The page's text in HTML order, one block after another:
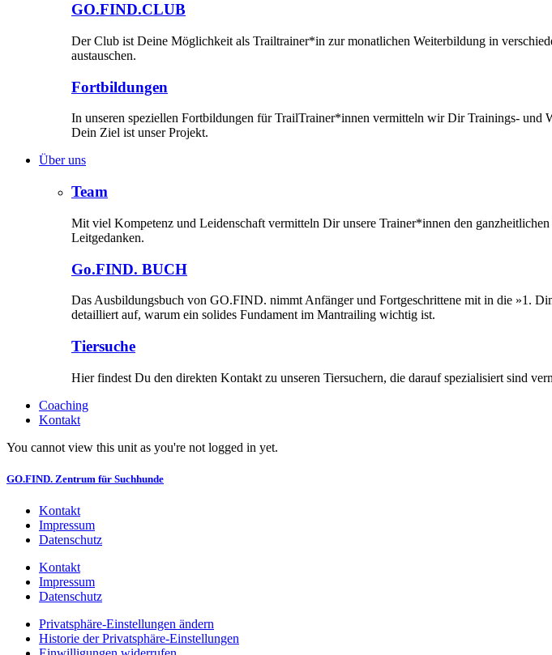
GO.FIND.CLUB
Der Club ist Deine Möglichkeit als Trailtrainer*in zur monatlichen Weiterbildung in
austauschen.
Fortbildungen
In unseren speziellen Fortbildungen für TrailTrainer*innen vermitteln wir Dir Trainings- und
Dein Ziel ist unser Projekt.
Über uns
Team
Mit viel Kompetenz und Leidenschaft vermitteln Dir unsere Trainer*innen den
Leitgedanken.
Go.FIND. BUCH
Das Ausbildungsbuch von GO.FIND. nimmt Anfänger und Fortgeschrittene mit in die »1.
detailliert auf, warum ein solides Fundament im Mantrailing wichtig ist.
Tiersuche
Hier findest Du den direkten Kontakt zu unseren Tiersuchern, die darauf spezialisiert sind
Coaching
Kontakt
You cannot view this unit as you're not logged in yet.
GO.FIND. Zentrum für Suchhunde
Kontakt
Impressum
Datenschutz
Kontakt
Impressum
Datenschutz
Privatsphäre-Einstellungen ändern
Historie der Privatsphäre-Einstellungen